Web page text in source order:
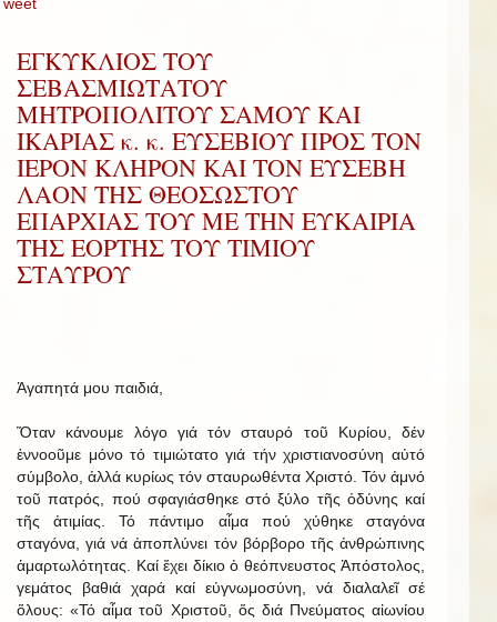
ΕΓΚΥΚΛΙΟΣ ΤΟΥ
ΣΕΒΑΣΜΙΩΤΑΤΟΥ
ΜΗΤΡΟΠΟΛΙΤΟΥ ΣΑΜΟΥ ΚΑΙ
ΙΚΑΡΙΑΣ κ. κ. ΕΥΣΕΒΙΟΥ ΠΡΟΣ ΤΟΝ
ΙΕΡΟΝ ΚΛΗΡΟΝ ΚΑΙ ΤΟΝ ΕΥΣΕΒΗ
ΛΑΟΝ ΤΗΣ ΘΕΟΣΩΣΤΟΥ
ΕΠΑΡΧΙΑΣ ΤΟΥ ΜΕ ΤΗΝ ΕΥΚΑΙΡΙΑ
ΤΗΣ ΕΟΡΤΗΣ ΤΟΥ ΤΙΜΙΟΥ
ΣΤΑΥΡΟΥ
Ἀγαπητά μου παιδιά,
Ὅταν κάνουμε λόγο γιά τόν σταυρό τοῦ Κυρίου, δέν
ἐννοοῦμε μόνο τό τιμιώτατο γιά τήν χριστιανοσύνη αὐτό
σύμβολο, ἀλλά κυρίως τόν σταυρωθέντα Χριστό. Τόν ἀμνό
τοῦ πατρός, πού σφαγιάσθηκε στό ξύλο τῆς ὀδύνης καί
τῆς ἀτιμίας. Τό πάντιμο αἷμα πού χύθηκε σταγόνα
σταγόνα, γιά νά ἀποπλύνει τόν βόρβορο τῆς ἀνθρώπινης
ἁμαρτωλότητας. Καί ἔχει δίκιο ὁ θεόπνευστος Ἀπόστολος,
γεμάτος βαθιά χαρά καί εὐγνωμοσύνη, νά διαλαλεῖ σέ
ὅλους: «Τό αἷμα τοῦ Χριστοῦ, ὅς διά Πνεύματος αἰωνίου